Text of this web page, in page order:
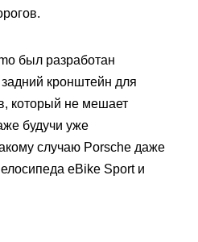
был разработан
кронштейн для
который не мешает
будучи уже
случаю Porsche даже
eBike Sport и